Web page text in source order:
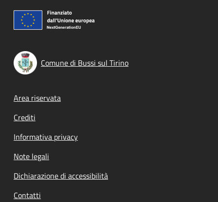
Comune di Bussi sul Tirino
Footer menu
Area riservata
Crediti
Informativa privacy
Note legali
Dichiarazione di accessibilità
Contatti